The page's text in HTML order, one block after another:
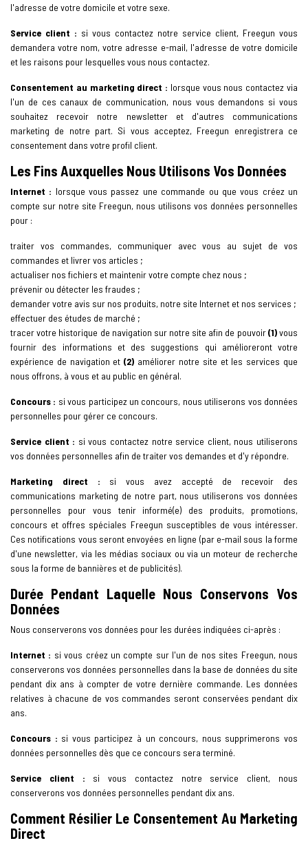
l'adresse de votre domicile et votre sexe.
Service client : si vous contactez notre service client, Freegun vous
demandera votre nom, votre adresse e-mail, l'adresse de votre domicile
et les raisons pour lesquelles vous nous contactez.
Consentement au marketing direct : lorsque vous nous contactez via
l'un de ces canaux de communication, nous vous demandons si vous
souhaitez recevoir notre newsletter et d'autres communications
marketing de notre part. Si vous acceptez, Freegun enregistrera ce
consentement dans votre profil client.
Les Fins Auxquelles Nous Utilisons Vos Données
Internet : lorsque vous passez une commande ou que vous créez un
compte sur notre site Freegun, nous utilisons vos données personnelles
pour :
traiter vos commandes, communiquer avec vous au sujet de vos
commandes et livrer vos articles ;
actualiser nos fichiers et maintenir votre compte chez nous ;
prévenir ou détecter les fraudes ;
demander votre avis sur nos produits, notre site Internet et nos services ;
effectuer des études de marché ;
tracer votre historique de navigation sur notre site afin de pouvoir(1)vous
fournir des informations et des suggestions qui amélioreront votre
expérience de navigation et(2) améliorer notre site et les services que
nous offrons, à vous et au public en général.
Concours : si vous participez un concours, nous utiliserons vos données
personnelles pour gérer ce concours.
Service client : si vous contactez notre service client, nous utiliserons
vos données personnelles afin de traiter vos demandes et d'y répondre.
Marketing direct : si vous avez accepté de recevoir des
communications marketing de notre part, nous utiliserons vos données
personnelles pour vous tenir informé(e) des produits, promotions,
concours et offres spéciales Freegun susceptibles de vous intéresser.
Ces notifications vous seront envoyées en ligne (par e-mail sous la forme
d'une newsletter, via les médias sociaux ou via un moteur de recherche
sous la forme de bannières et de publicités).
Durée Pendant Laquelle Nous Conservons Vos
Données
Nous conserverons vos données pour les durées indiquées ci-après :
Internet : si vous créez un compte sur l'un de nos sites Freegun, nous
conserverons vos données personnelles dans la base de données du site
pendant dix ans à compter de votre dernière commande. Les données
relatives à chacune de vos commandes seront conservées pendant dix
ans.
Concours : si vous participez à un concours, nous supprimerons vos
données personnelles dès que ce concours sera terminé.
Service client : si vous contactez notre service client, nous
conserverons vos données personnelles pendant dix ans.
Comment Résilier Le Consentement Au Marketing
Direct